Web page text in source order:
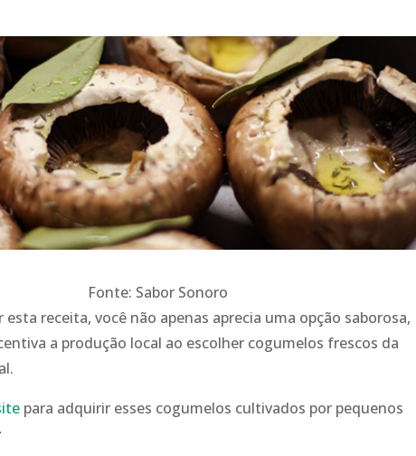
Fonte: Sabor Sonoro
receita, você não apenas aprecia uma opção saborosa,
a produção local ao escolher cogumelos frescos da
para adquirir esses cogumelos cultivados por pequenos